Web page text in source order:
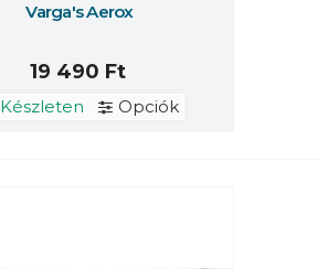
Varga's Aerox
19 490 Ft
Készleten Opciók